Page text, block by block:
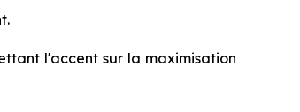
l'accent sur la maximisation